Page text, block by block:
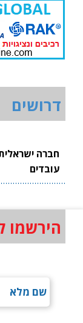
דרושים
חברה
עובדים
הירשמו